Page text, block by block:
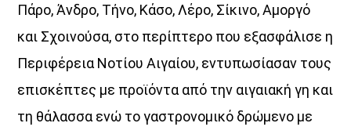
Ένωσης Αγροτικών Συναιτερισμών Νάξου
Discover More
Πάρο, Άνδρο, Τήνο, Κάσο, Λέρο, Σίκινο, Αμοργό
και Σχοινούσα, στο περίπτερο που εξασφάλισε η
Περιφέρεια Νοτίου Αιγαίου, εντυπωσίασαν τους
επισκέπτες με προϊόντα από την αιγαιακή γη και
τη θάλασσα ενώ το γαστρονομικό δρώμενο με